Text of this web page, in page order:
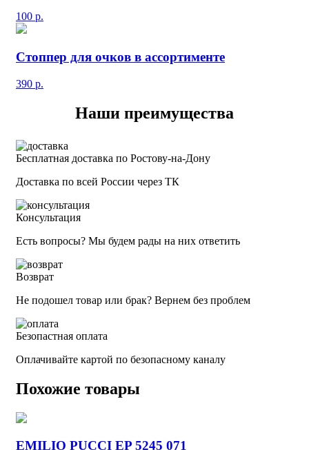
100 р.
Стоппер для очков в ассортименте
390 р.
Наши преимущества
Бесплатная доставка по Ростову-на-Дону
Доставка по всей России через ТК
Консультация
Есть вопросы? Мы будем рады на них ответить
Возврат
Не подошел товар или брак? Вернем без проблем
Безопастная оплата
Оплачивайте картой по безопасному каналу
Похожие товары
EMILIO PUCCI EP 5245 071